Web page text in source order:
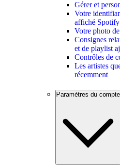
Gérer et
Votre
affiché Spotify
Votre photo
Consignes
et de playlist
Contrôles de
Les artistes
récemment
Paramètres du compte